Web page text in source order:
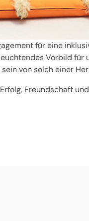
für eine
Vorbild für
von solch einer
Freundschaft